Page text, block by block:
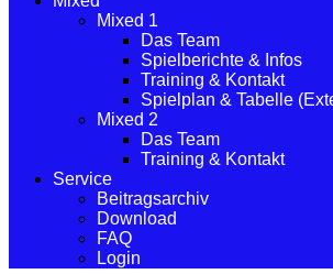
Mixed 1
Das Team
Spielberichte & Infos
Training & Kontakt
Spielplan & Tabelle
Mixed 2
Das Team
Training & Kontakt
Service
Beitragsarchiv
Download
FAQ
Login